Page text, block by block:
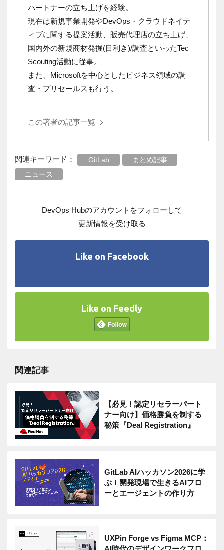
パートナーの立ち上げを経験。
現在は新規事業開発やDevOps・クラウドネイテ
ィブに関する提案活動、販売代理店の立ち上げ、
国内外の新規商材発掘(目利き)/調査といったTec
Scouting活動に従事。
また、Microsoftを中心としたビジネス領域の調
査・プリセールスも行う。
この著者の記事一覧
関連キーワード： GitLab
まとめ記事
ニュース
DevOps Hubのアカウントをフォローして
更新情報を受け取る
Like on Facebook
Like on Feedly
関連記事
【必見！認定リセラーパート
ナー向け】価格勝負を制する
秘策『Deal Registration』
GitLab AIハッカソン2026に学
ぶ！開発現場で生きるAIフロ
ーとエージェントの作り方
UXPin Forge vs Figma MCP：